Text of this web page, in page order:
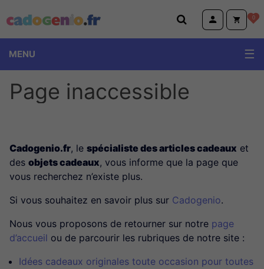
Cadogenio.fr 0
MENU
Page inaccessible
Cadogenio.fr, le spécialiste des articles cadeaux et
des objets cadeaux, vous informe que la page que
vous recherchez n’existe plus.
Si vous souhaitez en savoir plus sur Cadogenio.
Nous vous proposons de retourner sur notre page
d’accueil ou de parcourir les rubriques de notre site :
Idées cadeaux originales toute occasion pour toutes